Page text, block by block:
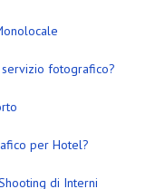
fotografico?
per Hotel?
di Interni